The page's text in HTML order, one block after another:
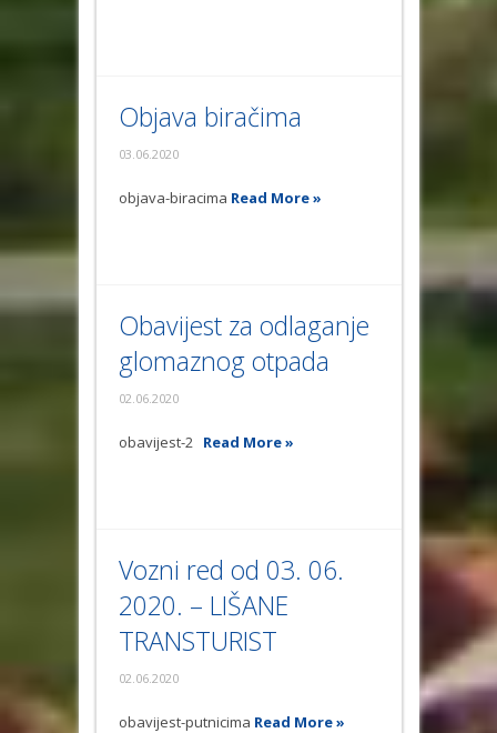
Objava biračima
03.06.2020
objava-biracima Read More »
Obavijest za odlaganje
glomaznog otpada
02.06.2020
obavijest-2 Read More »
Vozni red od 03. 06.
2020. – LIŠANE
TRANSTURIST
02.06.2020
obavijest-putnicima Read More »